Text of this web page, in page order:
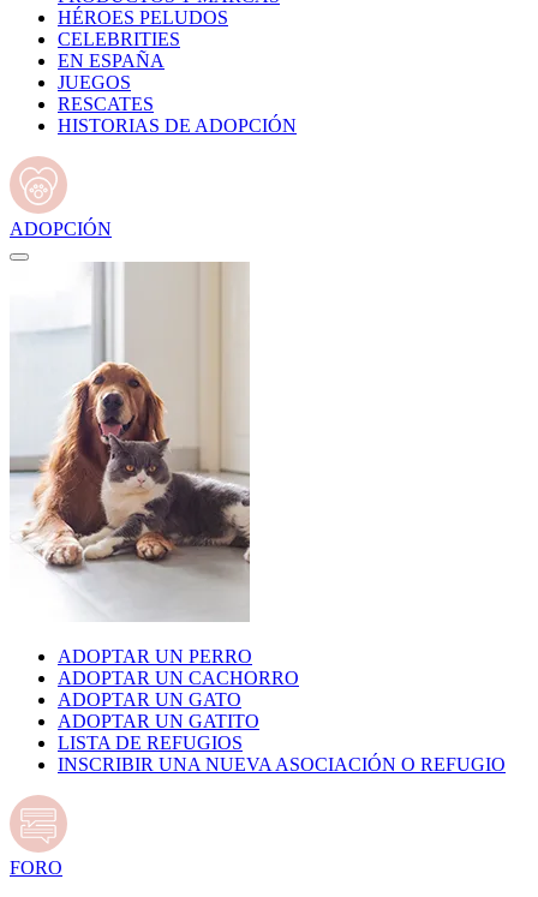
HÉROES PELUDOS
CELEBRITIES
EN ESPAÑA
JUEGOS
RESCATES
HISTORIAS DE ADOPCIÓN
ADOPCIÓN
ADOPTAR UN PERRO
ADOPTAR UN CACHORRO
ADOPTAR UN GATO
ADOPTAR UN GATITO
LISTA DE REFUGIOS
INSCRIBIR UNA NUEVA ASOCIACIÓN O REFUGIO
FORO